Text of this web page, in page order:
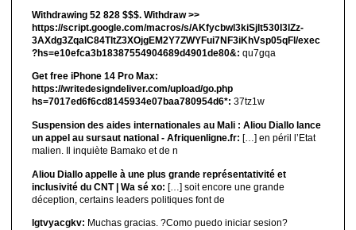
Withdrawing 52 828 $$$. Withdrаw >>
https://script.google.com/macros/s/AKfycbwl3kiSjlt530I3lZz-
3AXdg3ZqalC84TltZ3XOjgEM2Y7ZWYFui7NF3iKhVsp05qFl/exec
?hs=e10efca3b18387554904689d4901de80&: qu7gqa
Get free iPhone 14 Pro Max:
https://writedesigndeliver.com/upload/go.php
hs=7017ed6f6cd8145934e07baa780954d6*: 37tz1w
Suspension des aides internationales au Mali : Aliou Diallo lance
un appel au sursaut national - Afriquenligne.fr: […] en péril l’Etat
malien. Il inquiète Bamako et de n
Aliou Diallo appelle à une plus grande représentativité et
inclusivité du CNT | Wa sé xo: […] soit encore une grande
déception, certains leaders politiques font de
lgtvyacgkv: Muchas gracias. ?Como puedo iniciar sesion?